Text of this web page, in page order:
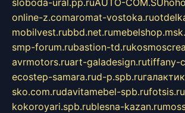
online-z.comaromat-vostoka.ru
mobilvest.rubbd.net.ru
smp-forum.rubastion-td.ru
avrmotors.ruart-galadesign.rutiffany-
ecostep-samara.rud-p.spb.ru
sko.com.rudavitamebel-spb.rufotsis.ru
kokoroyari.spb.rublesna-kazan.ru